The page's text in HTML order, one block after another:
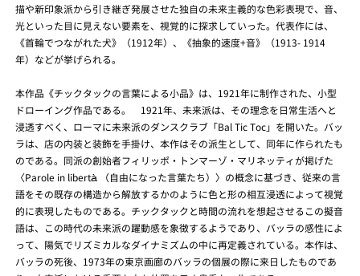
描や新印象派から引き継ぎ発展させた独自の未来主義的な色彩表現で、音、
光といった目に見えない要素を、視覚的に探求していった。代表作には、
《首輪でつながれた犬》（1912年）、《抽象的速度+音》（1913- 1914
年）などが挙げられる。
本作品《チックタックの言葉による小品》は、1921年に制作された、小型
ドローイング作品である。 1921年、未来派は、その理念を日常生活へと
浸透すべく、ローマに未来派のダンスクラブ「Bal Tic Toc」を開いた。バッ
ラは、店の内装と装飾を手掛け、本作はその派生として、同年に作られたも
のである。同派の創始者フィリッポ・トンマーゾ・マリネッティが掲げた
〈Parole in libertà （自由になった言葉たち）〉の概念に基づき、従来の言
語をその既存の構造から解放するかのように色と形の相互浸透によって視覚
的に表現したものである。チックタックと時間の流れを想起させるこの擬音
語は、この時代の未来派の躍動感を象徴するようであり、バッラの感性によ
って、陽気でリズミカルなダイナミズムの中に再定義されている。本作は、
バッラの死後、1973年の東京画廊のバッラの個展の際に来日したものであ